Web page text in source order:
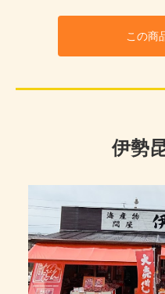
この商
伊勢